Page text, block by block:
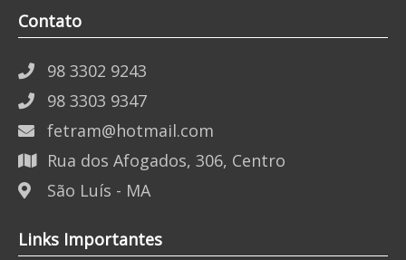
Contato
98 3302 9243
98 3303 9347
fetram@hotmail.com
Rua dos Afogados, 306, Centro
São Luís - MA
Links Importantes